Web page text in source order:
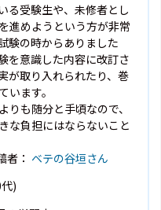
る受験生や、未修者とし
進めようという方が非常
験の時からありました
を意識した内容に改訂さ
が取り入れられたり、巻
ます。
も随分と手頃なので、
な負担にはならないこと
者： ベテの谷垣さん
)